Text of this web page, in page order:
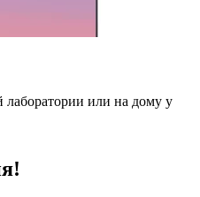
лаборатории или на дому у